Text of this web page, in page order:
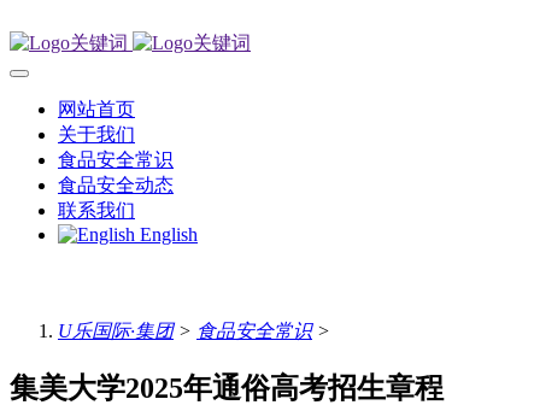
网站首页
关于我们
食品安全常识
食品安全动态
联系我们
English
U乐国际·集团> 食品安全常识>
集美大学2025年通俗高考招生章程